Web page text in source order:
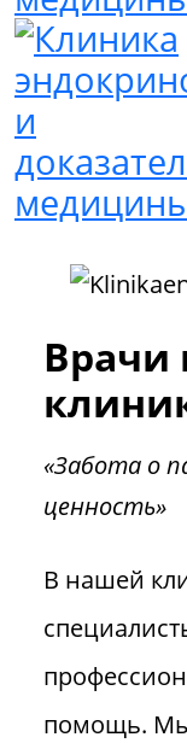
Врачи
«Забота о
ценность»
В нашей
помощь.